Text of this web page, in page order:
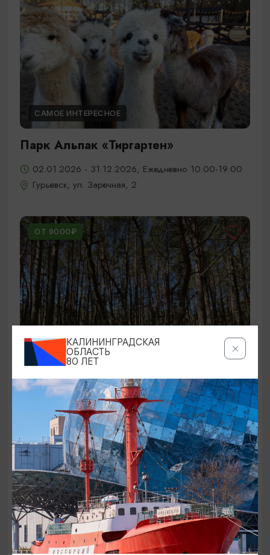
САМОЕ ИНТЕРЕСНОЕ
Парк Альпак «Тиргартен»
02.01.2026 - 31.12.2026, Ежедневно 10:00-19:00
Гурьевск, ул. Заречная, 2
ОТ 9000₽
ЭКСКУРСИИ УЧРЕЖДЕНИЙ КУЛЬТУРЫ
Аудиоспектакль «Истории Куршской
косы»
01.02.2026 - 31.12.2026, 13:00
Куршская коса
ОТ 2500₽
КАЛИНИНГРАДСКАЯ
ОБЛАСТЬ
80 ЛЕТ